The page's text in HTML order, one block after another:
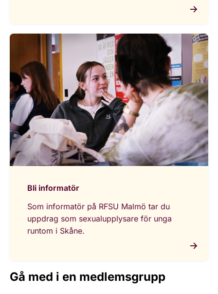
Bli informatör
Som informatör på RFSU Malmö tar du
uppdrag som sexualupplysare för unga
runtom i Skåne.
Gå med i en medlemsgrupp